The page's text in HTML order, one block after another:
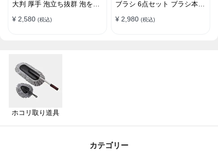
大判 厚手 泡立ち抜群 泡をし
マイクロファイバー 洗車グロ
¥ 2,580 (税込)
ブラシ 6点セット ブラシ本体
ー2個 車内外 ホイール ダッ
¥ 2,980 (税込)
ホコリ取り道具
カテゴリー